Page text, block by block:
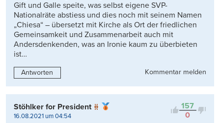
Gift und Galle speite, was selbst eigene SVP-
Nationalräte abstiess und dies noch mit seinem Namen
„Chiesa“ – übersetzt mit Kirche als Ort der friedlichen
Gemeinsamkeit und Zusammenarbeit auch mit
Andersdenkenden, was an Ironie kaum zu überbieten
ist…
Antworten Kommentar melden
157
0
Stöhlker for President
16.08.2021 um 04:54